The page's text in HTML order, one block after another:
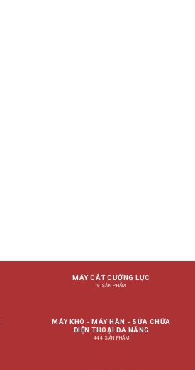
MÁY CẮT CƯỜNG LỰC
9 SẢN PHẨM
MÁY KHÒ - MÁY HÀN - SỬA CHỮA
ĐIỆN THOẠI ĐA NĂNG
444 SẢN PHẨM